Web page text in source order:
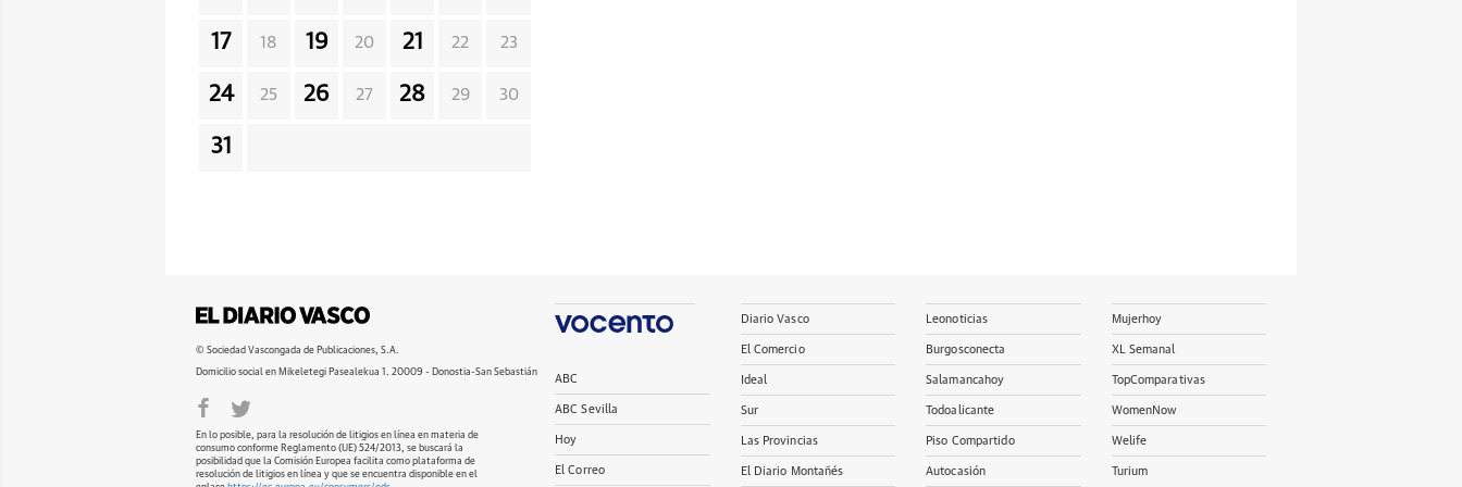
17 18 19 20 21 22 23
24 25 26 27 28 29 30
31
© Sociedad Vascongada de Publicaciones, S.A.
Domicilio social en Mikeletegi Pasealekua 1. 20009 - Donostia-San Sebastián
En lo posible, para la resolución de litigios en línea en materia de
consumo conforme Reglamento (UE) 524/2013, se buscará la
posibilidad que la Comisión Europea facilita como plataforma de
resolución de litigios en línea y que se encuentra disponible en el
ABC
ABC Sevilla
Hoy
El Correo
Diario Vasco
El Comercio
Ideal
Sur
Las Provincias
El Diario Montañés
Leonoticias
Burgosconecta
Salamancahoy
Todoalicante
Piso Compartido
Autocasión
Mujerhoy
XL Semanal
TopComparativas
WomenNow
Welife
Turium